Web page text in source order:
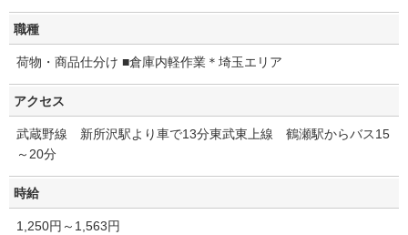
職種
荷物・商品仕分け ■倉庫内軽作業＊埼玉エリア
アクセス
武蔵野線 新所沢駅より車で13分東武東上線 鶴瀬駅からバス15
～20分
時給
1,250円～1,563円